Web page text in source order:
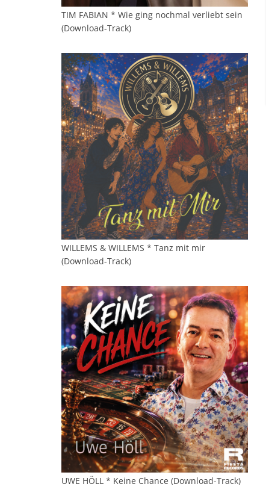
TIM FABIAN * Wie ging nochmal verliebt sein
(Download-Track)
WILLEMS & WILLEMS * Tanz mit mir
(Download-Track)
UWE HÖLL * Keine Chance (Download-Track)